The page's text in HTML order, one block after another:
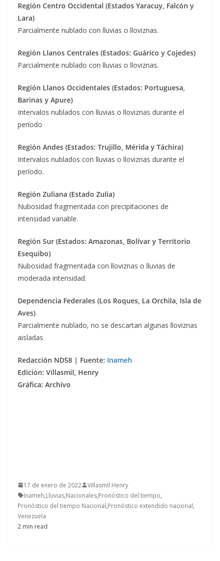
Región Centro Occidental (Estados Yaracuy, Falcón y
Lara)
Parcialmente nublado con lluvias o lloviznas.
Región Llanos Centrales (Estados: Guárico y Cojedes)
Parcialmente nublado con lluvias o lloviznas.
Región Llanos Occidentales (Estados: Portuguesa,
Barinas y Apure)
Intervalos nublados con lluvias o lloviznas durante el
período
Región Andes (Estados: Trujillo, Mérida y Táchira)
Intervalos nublados con lluvias o lloviznas durante el
período.
Región Zuliana (Estado Zulia)
Nubosidad fragmentada con precipitaciones de
intensidad variable.
Región Sur (Estados: Amazonas, Bolívar y Territorio
Esequibo)
Nubosidad fragmentada con lloviznas o lluvias de
moderada intensidad.
Dependencia Federales (Los Roques, La Orchila, Isla de
Aves)
Parcialmente nublado, no se descartan algunas lloviznas
aisladas
Redacción ND58 | Fuente: Inameh
Edición: Villasmil, Henry
Gráfica: Archivo
17 de enero de 2022
Villasmil Henry
Inameh,Lluvias,Nacionales,Pronóstico del tiempo,
Pronóstico del tiempo Nacional,Pronóstico extendido nacional,
Venezuela
2 min read